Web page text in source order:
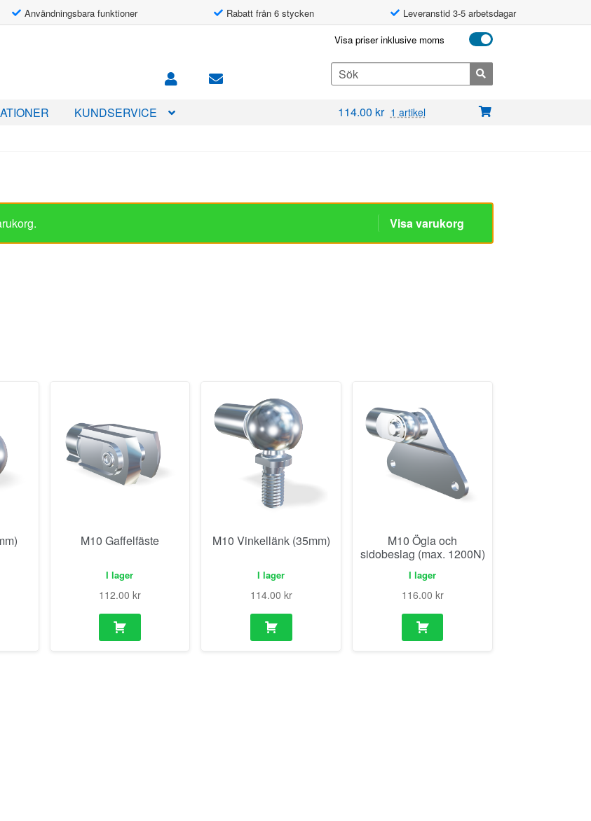
Användningsbara funktioner Rabatt från 6 stycken Leveranstid 3-5 arbetsdagar
Visa priser inklusive moms
Search
for:
KUNDSERVICE
114.00 kr 1 artikel
Visa varukorg
M10 Gaffelfäste
I lager
112.00 kr
M10 Vinkellänk (35mm)
I lager
114.00 kr
M10 Ögla och
sidobeslag (max. 1200N)
I lager
116.00 kr